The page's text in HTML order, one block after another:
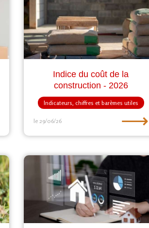
Indice du coût de la
construction - 2026
Indicateurs, chiffres et barèmes utiles
le 29/06/26 ⟶